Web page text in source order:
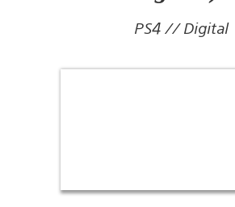
PS4 // Digital